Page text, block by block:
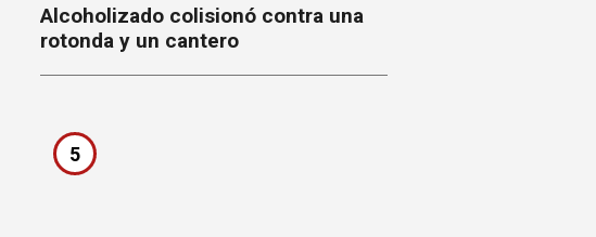
Alcoholizado colisionó contra una
rotonda y un cantero
5